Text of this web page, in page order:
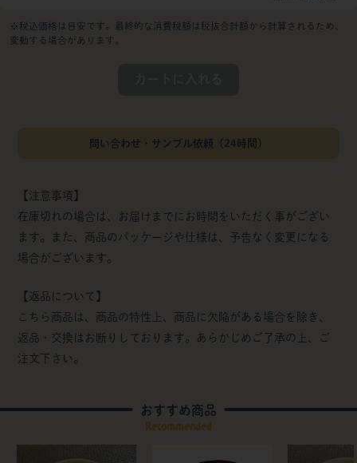
※税込価格は目安です。最終的な消費税額は税抜合計額から計算されるため、
変動する場合があります。
問い合わせ・サンプル依頼（24時間）
【注意事項】
在庫切れの場合は、お届けまでにお時間をいただく事がござい
ます。また、商品のパッケージや仕様は、予告なく変更になる
場合がございます。
【返品について】
こちら商品は、商品の特性上、商品に欠陥がある場合を除き、
返品・交換はお断りしております。あらかじめご了承の上、ご
注文下さい。
おすすめ商品
Recommended